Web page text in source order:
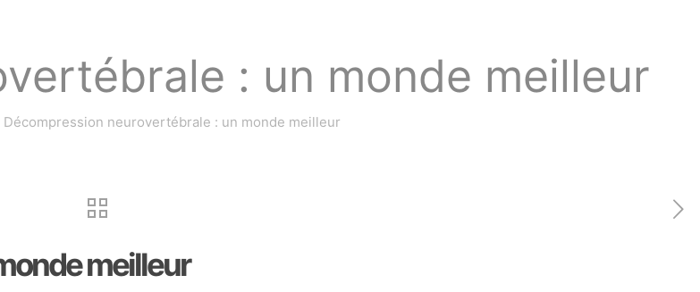
: un monde meilleur
Décompression neurovertébrale : un monde meilleur
meilleur